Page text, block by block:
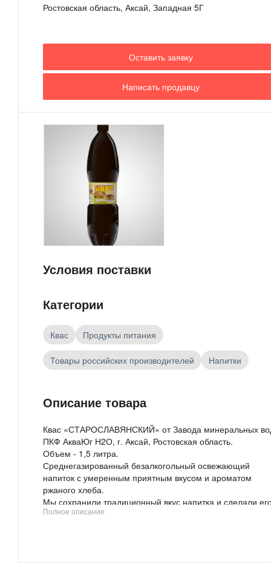
Ростовская область, Аксай, Западная 5Г
Оставить заявку
Написать продавцу
Условия поставки
Категории
Квас Продукты питания
Товары российских производителей Напитки
Описание товара
Квас «СТАРОСЛАВЯНСКИЙ» от Завода минеральных
ПКФ АкваЮг Н2О, г. Аксай, Ростовская область.
Объем - 1,5 литра.
Среднегазированный безалкогольный освежающий
напиток с умеренным приятным вкусом и ароматом
ржаного хлеба.
Мы сохранили традиционный вкус напитка и сделали
максимально доступным для семейного бюджета.
Полное описание